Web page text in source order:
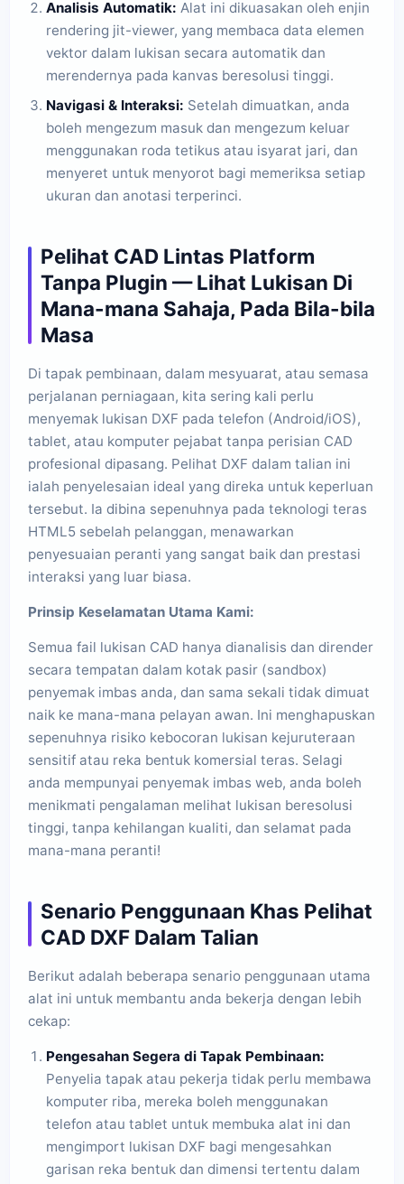
Analisis Automatik: Alat ini dikuasakan oleh enjin
rendering jit-viewer, yang membaca data elemen
vektor dalam lukisan secara automatik dan
merendernya pada kanvas beresolusi tinggi.
Navigasi & Interaksi: Setelah dimuatkan, anda
boleh mengezum masuk dan mengezum keluar
menggunakan roda tetikus atau isyarat jari, dan
menyeret untuk menyorot bagi memeriksa setiap
ukuran dan anotasi terperinci.
Pelihat CAD Lintas Platform
Tanpa Plugin — Lihat Lukisan Di
Mana-mana Sahaja, Pada Bila-bila
Masa
Di tapak pembinaan, dalam mesyuarat, atau semasa
perjalanan perniagaan, kita sering kali perlu
menyemak lukisan DXF pada telefon (Android/iOS),
tablet, atau komputer pejabat tanpa perisian CAD
profesional dipasang. Pelihat DXF dalam talian ini
ialah penyelesaian ideal yang direka untuk keperluan
tersebut. Ia dibina sepenuhnya pada teknologi teras
HTML5 sebelah pelanggan, menawarkan
penyesuaian peranti yang sangat baik dan prestasi
interaksi yang luar biasa.
Prinsip Keselamatan Utama Kami:
Semua fail lukisan CAD hanya dianalisis dan dirender
secara tempatan dalam kotak pasir (sandbox)
penyemak imbas anda, dan sama sekali tidak dimuat
naik ke mana-mana pelayan awan. Ini menghapuskan
sepenuhnya risiko kebocoran lukisan kejuruteraan
sensitif atau reka bentuk komersial teras. Selagi
anda mempunyai penyemak imbas web, anda boleh
menikmati pengalaman melihat lukisan beresolusi
tinggi, tanpa kehilangan kualiti, dan selamat pada
mana-mana peranti!
Senario Penggunaan Khas Pelihat
CAD DXF Dalam Talian
Berikut adalah beberapa senario penggunaan utama
alat ini untuk membantu anda bekerja dengan lebih
cekap:
Pengesahan Segera di Tapak Pembinaan:
Penyelia tapak atau pekerja tidak perlu membawa
komputer riba, mereka boleh menggunakan
telefon atau tablet untuk membuka alat ini dan
mengimport lukisan DXF bagi mengesahkan
garisan reka bentuk dan dimensi tertentu dalam